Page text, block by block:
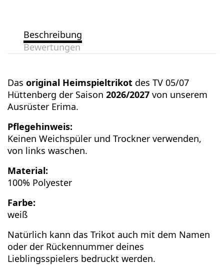
Beschreibung
Bewertungen
Das original Heimspieltrikot des TV 05/07
Hüttenberg der Saison 2026/2027 von unserem
Ausrüster Erima.
Pflegehinweis:
Keinen Weichspüler und Trockner verwenden,
von links waschen.
Material:
100% Polyester
Farbe:
weiß
Natürlich kann das Trikot auch mit dem Namen
oder der Rückennummer deines
Lieblingsspielers bedruckt werden.